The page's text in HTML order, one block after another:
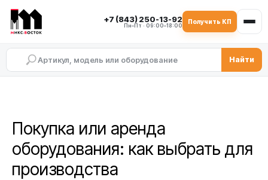
+7 (843) 250-13-92
Пн–Пт · 09:00–18:00
Получить КП
Найти
Покупка или аренда
оборудования: как выбрать для
производства